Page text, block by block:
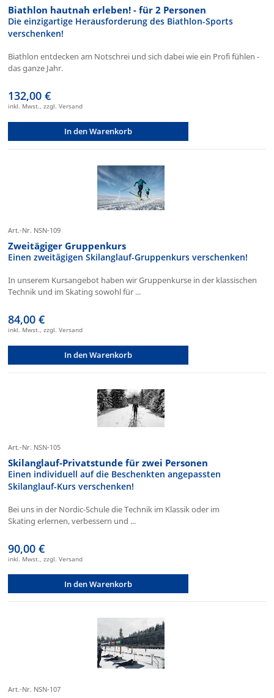
Biathlon hautnah erleben! - für 2 Personen
Die einzigartige Herausforderung des Biathlon-Sports
verschenken!
Biathlon entdecken am Notschrei und sich dabei wie ein Profi fühlen -
das ganze Jahr.
132,00 €
inkl. Mwst., zzgl. Versand
In den Warenkorb
Art.-Nr. NSN-109
Zweitägiger Gruppenkurs
Einen zweitägigen Skilanglauf-Gruppenkurs verschenken!
In unserem Kursangebot haben wir Gruppenkurse in der klassischen
Technik und im Skating sowohl für ...
84,00 €
inkl. Mwst., zzgl. Versand
In den Warenkorb
Art.-Nr. NSN-105
Skilanglauf-Privatstunde für zwei Personen
Einen individuell auf die Beschenkten angepassten
Skilanglauf-Kurs verschenken!
Bei uns in der Nordic-Schule die Technik im Klassik oder im
Skating erlernen, verbessern und ...
90,00 €
inkl. Mwst., zzgl. Versand
In den Warenkorb
Art.-Nr. NSN-107